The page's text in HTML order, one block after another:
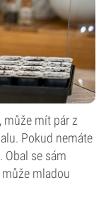
může mít pár z
Pokud nemáte
Obal se sám
mladou